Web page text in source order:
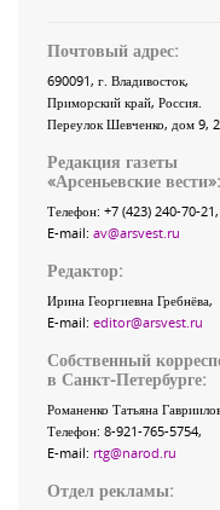
Почтовый адрес:
690091, г. Владивосток,
Приморский край, Россия
Переулок Шевченко, дом 9,
Редакция газеты
«Арсеньевские вести»:
Телефон: +7 (423) 240-70-21
E-mail: av@arsvest.ru
Редактор:
Ирина Георгиевна Гребнёва,
E-mail: editor@arsvest.ru
Собственный
в Санкт-Петербурге:
Романенко Татьяна
Телефон: 8-921-765-5754,
E-mail: rtg@narod.ru
Отдел рекламы: